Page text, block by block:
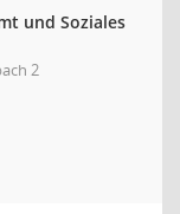
und Soziales
2